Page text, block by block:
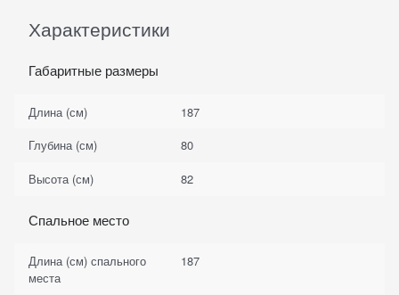
Характеристики
Габаритные размеры
Длина (см)
187
Глубина (см)
80
Высота (см)
82
Спальное место
Длина (см) спального
места
187